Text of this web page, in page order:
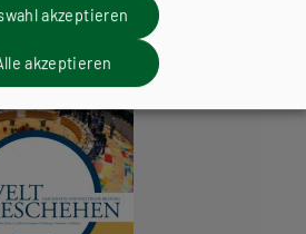
akzeptieren
akzeptieren